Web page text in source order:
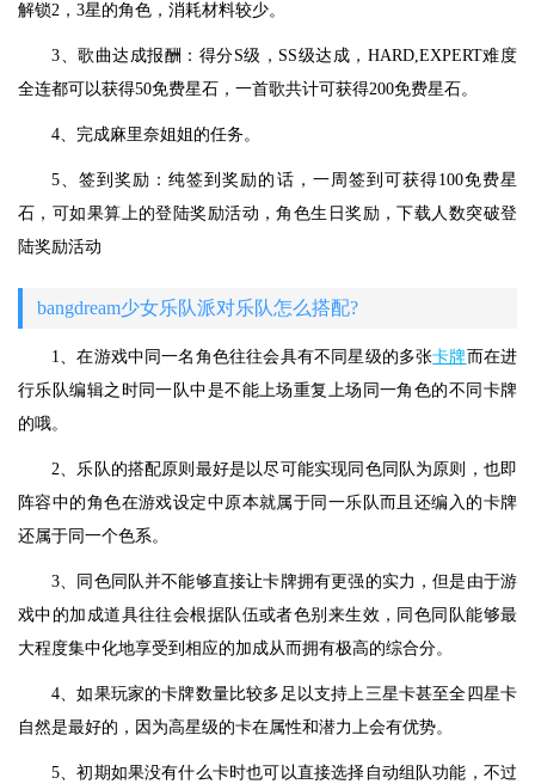
解锁2，3星的角色，消耗材料较少。
3、歌曲达成报酬：得分S级，SS级达成，HARD,EXPERT难度
全连都可以获得50免费星石，一首歌共计可获得200免费星石。
4、完成麻里奈姐姐的任务。
5、签到奖励：纯签到奖励的话，一周签到可获得100免费星
石，可如果算上的登陆奖励活动，角色生日奖励，下载人数突破登
陆奖励活动
bangdream少女乐队派对乐队怎么搭配?
1、在游戏中同一名角色往往会具有不同星级的多张卡牌而在进
行乐队编辑之时同一队中是不能上场重复上场同一角色的不同卡牌
的哦。
2、乐队的搭配原则最好是以尽可能实现同色同队为原则，也即
阵容中的角色在游戏设定中原本就属于同一乐队而且还编入的卡牌
还属于同一个色系。
3、同色同队并不能够直接让卡牌拥有更强的实力，但是由于游
戏中的加成道具往往会根据队伍或者色别来生效，同色同队能够最
大程度集中化地享受到相应的加成从而拥有极高的综合分。
4、如果玩家的卡牌数量比较多足以支持上三星卡甚至全四星卡
自然是最好的，因为高星级的卡在属性和潜力上会有优势。
5、初期如果没有什么卡时也可以直接选择自动组队功能，不过